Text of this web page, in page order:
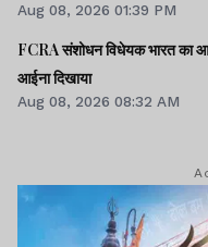
Aug 08, 2026 01:39 PM
FCRA संशोधन विधेयक भारत का
आईना दिखाया
Aug 08, 2026 08:32 AM